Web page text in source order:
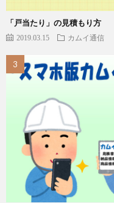
「戸当たり」の見積もり方
2019.03.15 カムイ通信